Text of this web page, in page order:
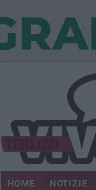
HOME NOTIZIE